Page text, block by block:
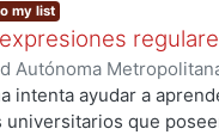
my list
Autónoma
de Información., 1990-
intenta ayudar a
universitarios que